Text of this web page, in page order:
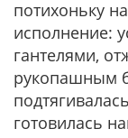
потихоньку
исполнение:
гантелями,
рукопашным
готовилась